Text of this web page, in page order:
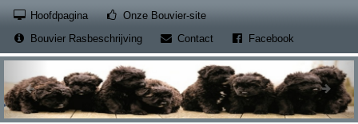
Hoofdpagina Onze Bouvier-site(Opens a new tab)
Bouvier Rasbeschrijving
Contact(Opens a new tab)
Facebook